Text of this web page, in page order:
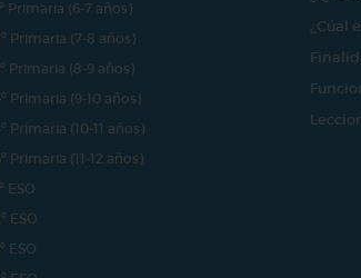
Primaria (6-7 años)
Primaria (7-8 años)
Primaria (8-9 años)
Primaria (9-10 años)
Primaria (10-11 años)
Primaria (11-12 años)
ESO
ESO
ESO
¿Cúal